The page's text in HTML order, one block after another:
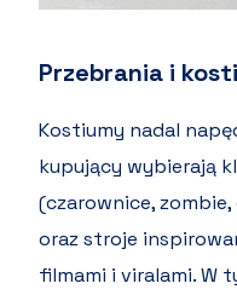
Przebrania i
Kostiumy nadal
kupujący wybierają
(czarownice,
oraz stroje
filmami i viralami. W